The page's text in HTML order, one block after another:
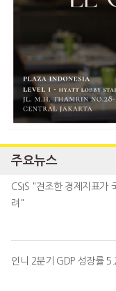
주요뉴스
CSIS "견조한 경제지표가
려"
인니 2분기 GDP 성장률